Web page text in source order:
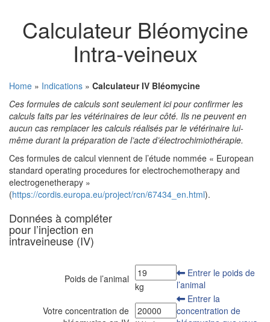
Calculateur Bléomycine
Intra-veineux
Home » Indications » Calculateur IV Bléomycine
Ces formules de calculs sont seulement ici pour confirmer les
calculs faits par les vétérinaires de leur côté. Ils ne peuvent en
aucun cas remplacer les calculs réalisés par le vétérinaire lui-
même durant la préparation de l’acte d’électrochimiothérapie.
Ces formules de calcul viennent de l’étude nommée « European
standard operating procedures for electrochemotherapy and
electrogenetherapy »
(https://cordis.europa.eu/project/rcn/67434_en.html).
Données à compléter
pour l’injection en
intraveineuse (IV)
Poids de l’animal
kg
Entrer le poids de
l’animal
Votre concentration de
Entrer la
concentration de